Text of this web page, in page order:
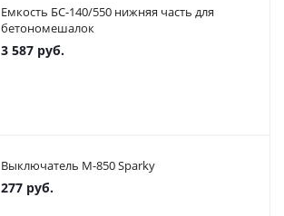
Емкость БС-140/550 нижняя часть для
бетономешалок
3 587 руб.
Выключатель М-850 Sparky
277 руб.